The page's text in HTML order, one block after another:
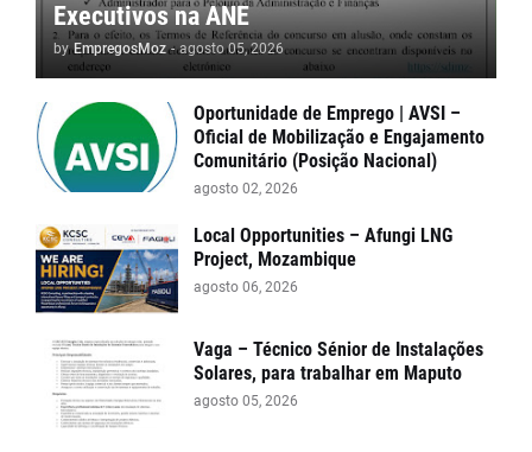
Executivos na ANE
by EmpregosMoz - agosto 05, 2026
Oportunidade de Emprego | AVSI –
Oficial de Mobilização e Engajamento
Comunitário (Posição Nacional)
agosto 02, 2026
Local Opportunities – Afungi LNG
Project, Mozambique
agosto 06, 2026
Vaga – Técnico Sénior de Instalações
Solares, para trabalhar em Maputo
agosto 05, 2026